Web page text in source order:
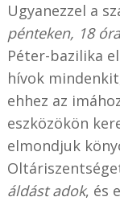
Ugyanezzel a
pénteken, 18
Péter-bazilika
hívok
ehhez az
eszközökön
elmondjuk
áldást adok, és